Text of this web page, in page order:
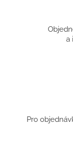
a
Pro